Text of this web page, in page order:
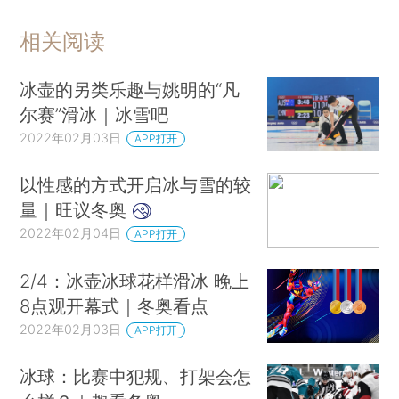
相关阅读
冰壶的另类乐趣与姚明的“凡
尔赛”滑冰｜冰雪吧
2022年02月03日 APP打开
以性感的方式开启冰与雪的较
量｜旺议冬奥
2022年02月04日 APP打开
2/4：冰壶冰球花样滑冰 晚上
8点观开幕式｜冬奥看点
2022年02月03日 APP打开
冰球：比赛中犯规、打架会怎